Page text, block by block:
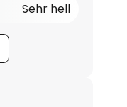
Sehr hell